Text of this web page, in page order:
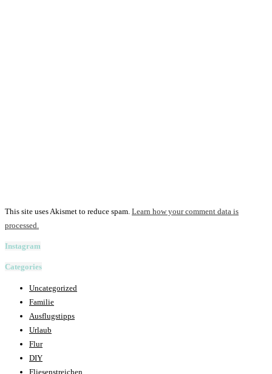
This site uses Akismet to reduce spam. Learn how your comment data is
processed.
Instagram
Categories
Uncategorized
Familie
Ausflugstipps
Urlaub
Flur
DIY
Fliesenstreichen